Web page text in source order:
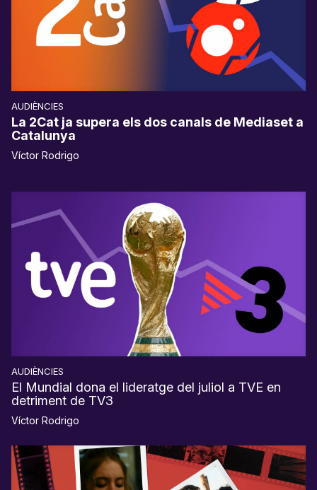
AUDIÈNCIES
La 2Cat ja supera els dos canals de Mediaset a
Catalunya
Víctor Rodrigo
AUDIÈNCIES
El Mundial dona el lideratge del juliol a TVE en
detriment de TV3
Víctor Rodrigo